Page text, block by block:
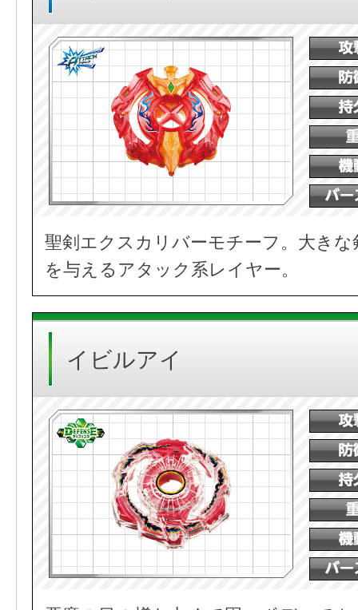
聖剣エクスカリバーモチーフ。大き
を与えるアタック系レイヤー。
イビルアイ